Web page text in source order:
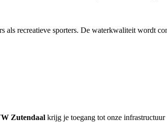
recreatieve sporters. De waterkwaliteit wordt
Zutendaal krijg je toegang tot onze